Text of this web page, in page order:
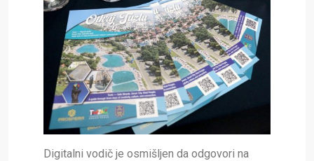
Digitalni vodič je osmišljen da odgovori na